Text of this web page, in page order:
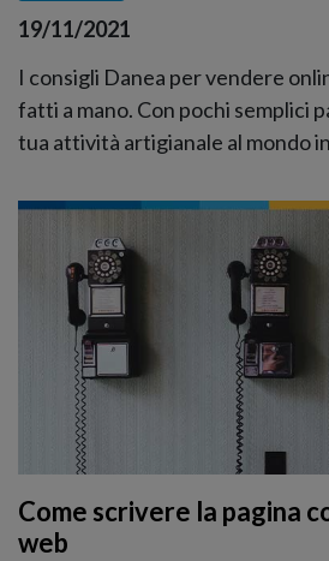
19/11/2021
I consigli Danea per vendere
fatti a mano. Con pochi semplici
tua attività artigianale al mondo
Come scrivere la pagina
web